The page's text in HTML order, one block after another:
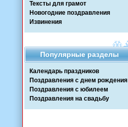
Тексты для грамот
Новогодние поздравления
Извинения
Популярные разделы
Календарь праздников
Поздравления с днем рождения
Поздравления с юбилеем
Поздравления на свадьбу